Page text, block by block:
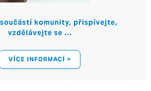
komunity, přispívejte,
vzdělávejte se ...
VÍCE INFORMACÍ >